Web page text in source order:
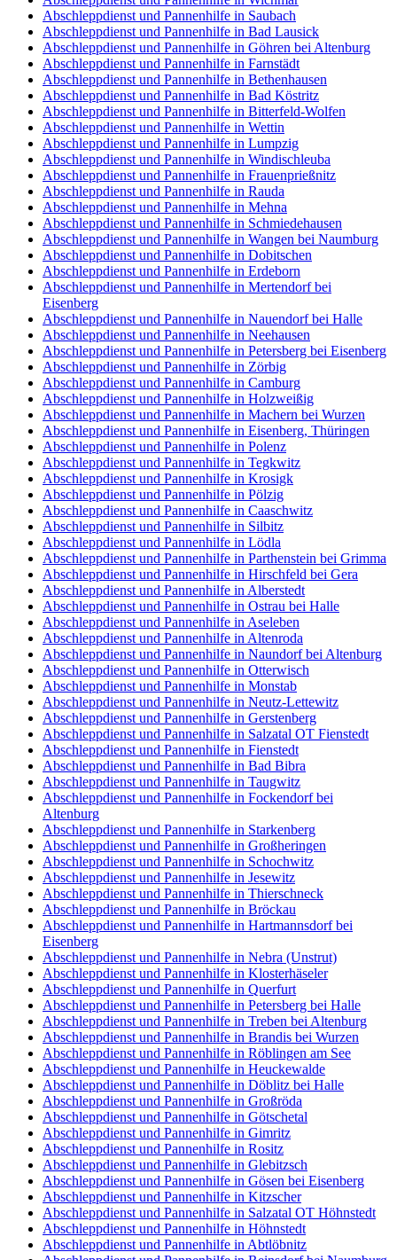
Abschleppdienst und Pannenhilfe in Saubach
Abschleppdienst und Pannenhilfe in Bad Lausick
Abschleppdienst und Pannenhilfe in Göhren bei Altenburg
Abschleppdienst und Pannenhilfe in Farnstädt
Abschleppdienst und Pannenhilfe in Bethenhausen
Abschleppdienst und Pannenhilfe in Bad Köstritz
Abschleppdienst und Pannenhilfe in Bitterfeld-Wolfen
Abschleppdienst und Pannenhilfe in Wettin
Abschleppdienst und Pannenhilfe in Lumpzig
Abschleppdienst und Pannenhilfe in Windischleuba
Abschleppdienst und Pannenhilfe in Frauenprießnitz
Abschleppdienst und Pannenhilfe in Rauda
Abschleppdienst und Pannenhilfe in Mehna
Abschleppdienst und Pannenhilfe in Schmiedehausen
Abschleppdienst und Pannenhilfe in Wangen bei Naumburg
Abschleppdienst und Pannenhilfe in Dobitschen
Abschleppdienst und Pannenhilfe in Erdeborn
Abschleppdienst und Pannenhilfe in Mertendorf bei
Eisenberg
Abschleppdienst und Pannenhilfe in Nauendorf bei Halle
Abschleppdienst und Pannenhilfe in Neehausen
Abschleppdienst und Pannenhilfe in Petersberg bei Eisenberg
Abschleppdienst und Pannenhilfe in Zörbig
Abschleppdienst und Pannenhilfe in Camburg
Abschleppdienst und Pannenhilfe in Holzweißig
Abschleppdienst und Pannenhilfe in Machern bei Wurzen
Abschleppdienst und Pannenhilfe in Eisenberg, Thüringen
Abschleppdienst und Pannenhilfe in Polenz
Abschleppdienst und Pannenhilfe in Tegkwitz
Abschleppdienst und Pannenhilfe in Krosigk
Abschleppdienst und Pannenhilfe in Pölzig
Abschleppdienst und Pannenhilfe in Caaschwitz
Abschleppdienst und Pannenhilfe in Silbitz
Abschleppdienst und Pannenhilfe in Lödla
Abschleppdienst und Pannenhilfe in Parthenstein bei Grimma
Abschleppdienst und Pannenhilfe in Hirschfeld bei Gera
Abschleppdienst und Pannenhilfe in Alberstedt
Abschleppdienst und Pannenhilfe in Ostrau bei Halle
Abschleppdienst und Pannenhilfe in Aseleben
Abschleppdienst und Pannenhilfe in Altenroda
Abschleppdienst und Pannenhilfe in Naundorf bei Altenburg
Abschleppdienst und Pannenhilfe in Otterwisch
Abschleppdienst und Pannenhilfe in Monstab
Abschleppdienst und Pannenhilfe in Neutz-Lettewitz
Abschleppdienst und Pannenhilfe in Gerstenberg
Abschleppdienst und Pannenhilfe in Salzatal OT Fienstedt
Abschleppdienst und Pannenhilfe in Fienstedt
Abschleppdienst und Pannenhilfe in Bad Bibra
Abschleppdienst und Pannenhilfe in Taugwitz
Abschleppdienst und Pannenhilfe in Fockendorf bei
Altenburg
Abschleppdienst und Pannenhilfe in Starkenberg
Abschleppdienst und Pannenhilfe in Großheringen
Abschleppdienst und Pannenhilfe in Schochwitz
Abschleppdienst und Pannenhilfe in Jesewitz
Abschleppdienst und Pannenhilfe in Thierschneck
Abschleppdienst und Pannenhilfe in Bröckau
Abschleppdienst und Pannenhilfe in Hartmannsdorf bei
Eisenberg
Abschleppdienst und Pannenhilfe in Nebra (Unstrut)
Abschleppdienst und Pannenhilfe in Klosterhäseler
Abschleppdienst und Pannenhilfe in Querfurt
Abschleppdienst und Pannenhilfe in Petersberg bei Halle
Abschleppdienst und Pannenhilfe in Treben bei Altenburg
Abschleppdienst und Pannenhilfe in Brandis bei Wurzen
Abschleppdienst und Pannenhilfe in Röblingen am See
Abschleppdienst und Pannenhilfe in Heuckewalde
Abschleppdienst und Pannenhilfe in Döblitz bei Halle
Abschleppdienst und Pannenhilfe in Großröda
Abschleppdienst und Pannenhilfe in Götschetal
Abschleppdienst und Pannenhilfe in Gimritz
Abschleppdienst und Pannenhilfe in Rositz
Abschleppdienst und Pannenhilfe in Glebitzsch
Abschleppdienst und Pannenhilfe in Gösen bei Eisenberg
Abschleppdienst und Pannenhilfe in Kitzscher
Abschleppdienst und Pannenhilfe in Salzatal OT Höhnstedt
Abschleppdienst und Pannenhilfe in Höhnstedt
Abschleppdienst und Pannenhilfe in Abtlöbnitz